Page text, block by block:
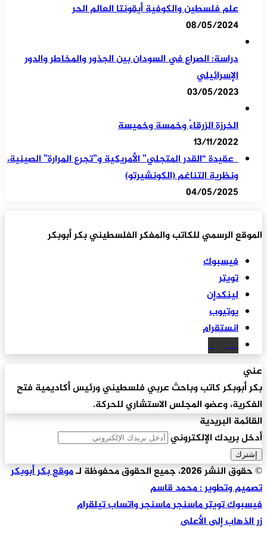
علم فلسطين والكوفية أيقونتا العالم الحر
08/05/2024
دراسة: الصراع في السودان بين الجذور والمخاطر والدور
الإسرائيلي
03/05/2023
الخرزة الزرقاءُ وخمسة وخميسة
13/11/2022
عقيدة “القدر المتجلي” الأمريكية و”تجرع المرارة” الصينية،
ونظرية التناغم (الكونشيرتو)
04/05/2025
الموقع الرسمي للكاتب والمفكر الفلسطيني بكر أبوبكر
فيسبوك
تويتر
لينكدإن
يوتيوب
انستقرام
سكريبد
عني
بكر أبوبكر كاتب وباحث عربي فلسطيني ورئيس أكاديمية فتح
الفكرية، وعضو المجلس الاستشاري للحركة.
القائمة البريدية
أدخل بريدك الإلكتروني
© حقوق النشر 2026، جميع الحقوق محفوظة لـ
موقع بكر أبوبكر
تصميم وتطوير : محمد قاسم
فيسبوكتويترماسنجرماسنجرواتسابتيلقرام
زر الذهاب إلى الأعلى